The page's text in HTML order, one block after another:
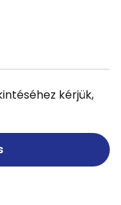
kérjük,